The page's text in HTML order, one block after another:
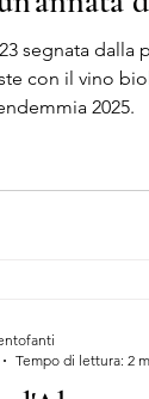
segnata dalla
con il vino
2025.
Tempo di lettura: 2